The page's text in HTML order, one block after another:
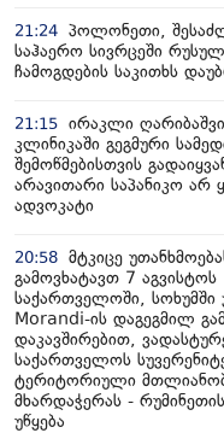
21:24 პოლონეთი,
საჰაერო სივრცეში
ჩამოგდების საკითხს
21:15 ირაკლი
კლინიკაში გეგმური
შემოწმებისთვის
არავითარი საპანიკო
ადვოკატი
20:58 მტკიცე
გამოვხატავთ 7 აგვისტოს
საქართველოში, სოხუმში
Morandi-ის დაგეგმილ
დაკავშირებით,
საქართველოს
ტერიტორიული
მხარდაჭერას -
უწყება